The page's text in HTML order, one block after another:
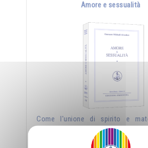
Amore e sessualità
Come l'unione di spirito e
l'unione di uomo e donna può
di nuovi mondi, ma affinché